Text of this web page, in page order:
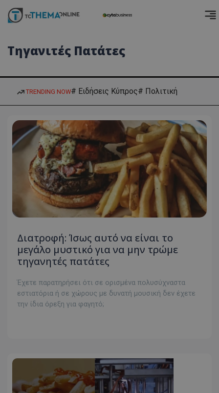
Τηγανιτές Πατάτες
TRENDING NOW# Ειδήσεις Κύπρος# Πολιτική
Διατροφή: Ίσως αυτό να είναι το
μεγάλο μυστικό για να μην τρώμε
τηγανητές πατάτες
Έχετε παρατηρήσει ότι σε ορισμένα πολυσύχναστα
εστιατόρια ή σε χώρους με δυνατή μουσική δεν έχετε
την ίδια όρεξη για φαγητό;